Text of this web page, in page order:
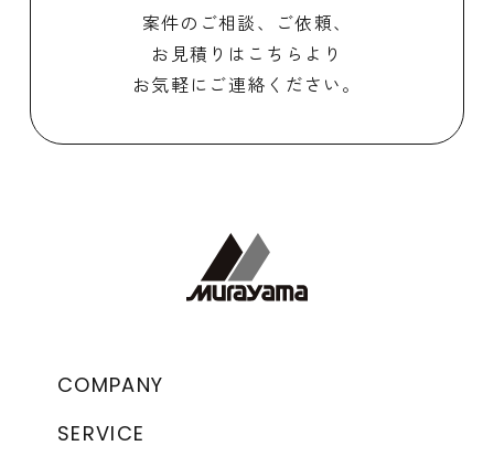
案件のご相談、ご依頼、
お見積りはこちらより
お気軽にご連絡ください。
COMPANY
SERVICE